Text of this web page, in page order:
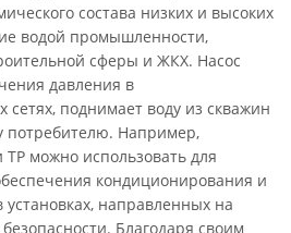
состава низких и высоких
водой промышленности,
сферы и ЖКХ. Насос
давления в
сетях, поднимает воду из скважин
потребителю. Например,
можно использовать для
кондиционирования и
установках, направленных на
Благодаря своим